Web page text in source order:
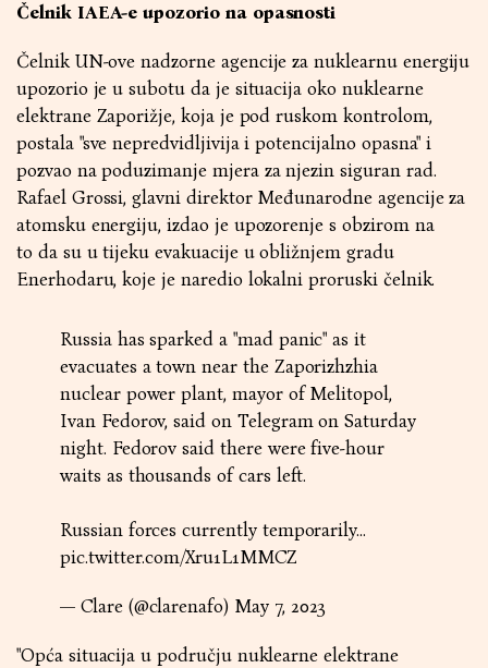
Čelnik IAEA-e upozorio na opasnosti
Čelnik UN-ove nadzorne agencije za nuklearnu energiju
upozorio je u subotu da je situacija oko nuklearne
elektrane Zaporižje, koja je pod ruskom kontrolom,
postala "sve nepredvidljivija i potencijalno opasna" i
pozvao na poduzimanje mjera za njezin siguran rad.
Rafael Grossi, glavni direktor Međunarodne agencije za
atomsku energiju, izdao je upozorenje s obzirom na
to da su u tijeku evakuacije u obližnjem gradu
Enerhodaru, koje je naredio lokalni proruski čelnik.
Russia has sparked a "mad panic" as it
evacuates a town near the Zaporizhzhia
nuclear power plant, mayor of Melitopol,
Ivan Fedorov, said on Telegram on Saturday
night. Fedorov said there were five-hour
waits as thousands of cars left.
Russian forces currently temporarily…
pic.twitter.com/Xru1L1MMCZ
— Clare (@clarenafo) May 7, 2023
"Opća situacija u području nuklearne elektrane